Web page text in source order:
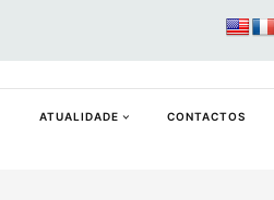
ATUALIDADE CONTACTOS